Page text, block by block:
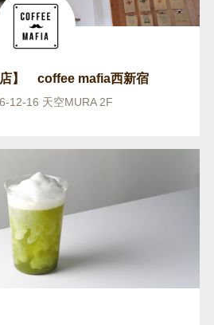
店】 coffee mafia西新宿
12-16 天空MURA 2F